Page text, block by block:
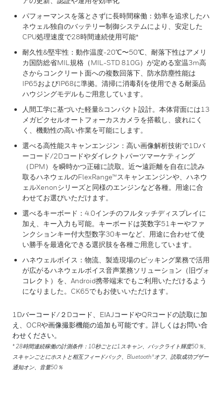
パフォーマンスを落とさずに長時間稼働：効率を追求したハ
ネウェル独自のバッテリー制御システムにより、安定した
CPU処理速度で28時間連続使用可能*
耐久性&堅牢性：動作温度-20℃〜50℃、耐落下性はアメリ
カ国防総省MIL規格（MIL-STD 810G）が定める室温3m高
さからコンクリート面への複数回落下、防水防塵性能は
IP65およびIP68に準拠。清掃に消毒剤を使用できる耐薬品
ハウジングモデルもご用意しています。
人間工学に基づいた軽量&コンパクト設計。本体背面には13
メガピクセルオートフォーカスカメラを搭載し、疲れにく
く、機動性の高い作業を可能にします。
選べる高性能スキャンエンジン：高い画像解析技術で1Dバ
ーコード/2Dコードやダイレクトパーツマーケティング
（DPM）を瞬時かつ正確に読取。近〜遠距離を自在に読み
取るハネウェルのFlexRange™スキャンエンジンや、ハネウ
ェルXenonシリーズと同様のエンジンなど各種。用途に合
わせてお選びいただけます。
選べるキーボード：4.0インチのフルタッチディスプレイに
加え、キー入力も可能。キーボードは英数字51キーやファ
ンクションキー付大型数字30キーなど、用途に合わせて使
い勝手を最適化できる選択肢を各種ご用意しています。
ハネウェルボイス：物流、製造現場のピッキング業務で活用
が広がるハネウェルボイス音声業務ソリューション（旧ヴォ
コレクト）を、Android携帯端末でもご利用いただけるよう
になりました。CK65でもお使いいただけます。
1Dバーコード/２Dコード、EIAJコードやQRコードの読取に加
え、OCRや画像撮影機能の追加も可能です。詳しくはお問い合
わせください。
* 28時間連続稼働の計測条件：10秒ごとに1スキャン、バックライト輝度50％、
スキャンごとにホストと相互フィードバック、Bluetooth®オフ、読取成功ブザー
通知オン、音量50％